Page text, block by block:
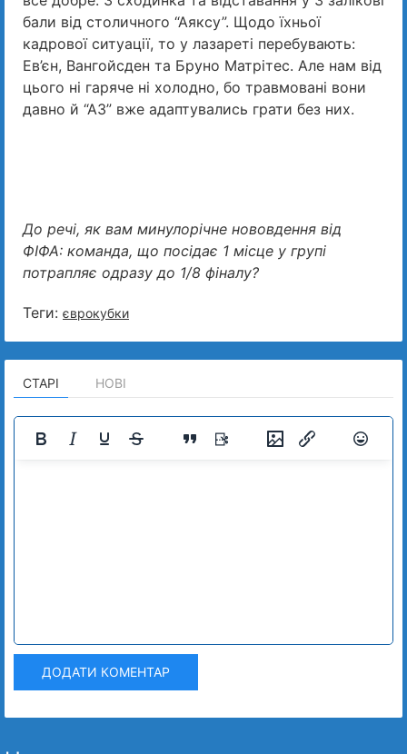
бали від столичного “Аяксу”. Щодо їхньої
кадрової ситуації, то у лазареті перебувають:
Ев’єн, Вангойсден та Бруно Матрітес. Але нам від
цього ні гаряче ні холодно, бо травмовані вони
давно й “АЗ” вже адаптувались грати без них.
До речі, як вам минулорічне нововдення від
ФІФА: команда, що посідає 1 місце у групі
потрапляє одразу до 1/8 фіналу?
Теги: єврокубки
СТАРІ НОВІ
ДОДАТИ КОМЕНТАР